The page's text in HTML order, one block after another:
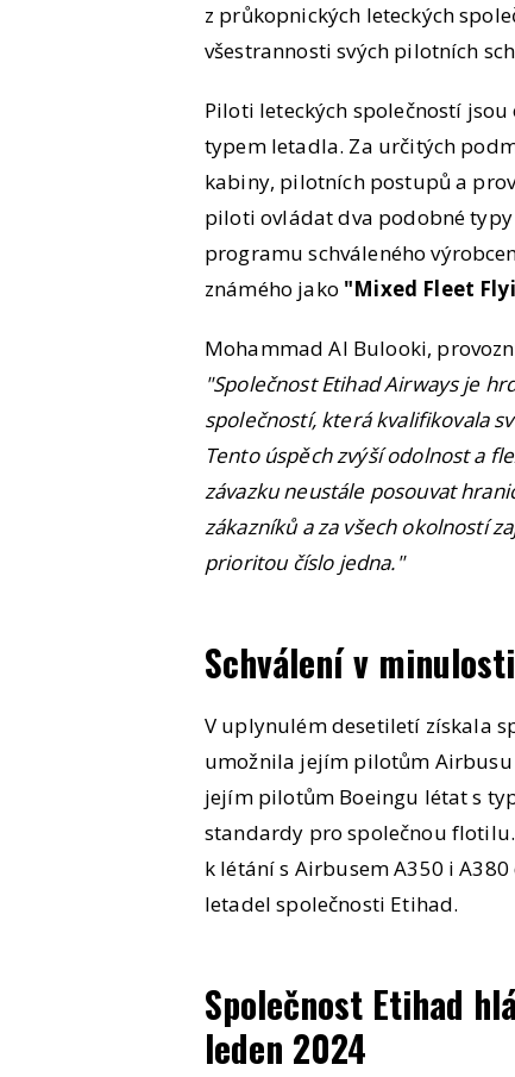
z průkopnických leteckých
všestrannosti svých pilotních
Piloti leteckých společností
typem letadla. Za určitých
kabiny, pilotních postupů a
piloti ovládat dva podobné
programu schváleného
známého jako "Mixed Fleet
Mohammad Al Bulooki,
"Společnost Etihad Airways je
společností, která kvalifikovala
Tento úspěch zvýší odolnost a
závazku neustále posouvat
zákazníků a za všech okolností
prioritou číslo jedna."
Schválení v minulosti
V uplynulém desetiletí získala
umožnila jejím pilotům Airbusu
jejím pilotům Boeingu létat s
standardy pro společnou
k létání s Airbusem A350 i
letadel společnosti Etihad.
Společnost Etihad
leden 2024